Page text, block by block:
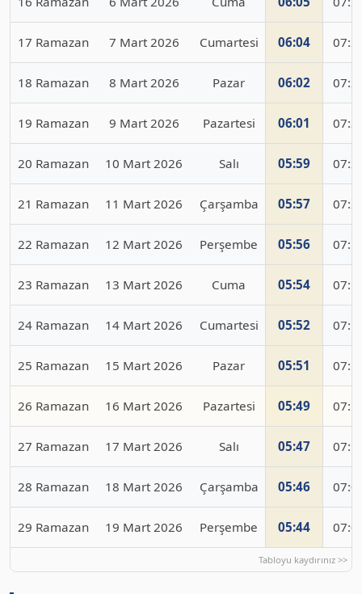
17 Ramazan 7 Mart 2026 Cumartesi 06:04
18 Ramazan 8 Mart 2026 Pazar 06:02
19 Ramazan 9 Mart 2026 Pazartesi 06:01
20 Ramazan 10 Mart 2026 Salı 05:59
21 Ramazan 11 Mart 2026 Çarşamba 05:57
22 Ramazan 12 Mart 2026 Perşembe 05:56
23 Ramazan 13 Mart 2026 Cuma 05:54
24 Ramazan 14 Mart 2026 Cumartesi 05:52
25 Ramazan 15 Mart 2026 Pazar 05:51
26 Ramazan 16 Mart 2026 Pazartesi 05:49
27 Ramazan 17 Mart 2026 Salı 05:47
28 Ramazan 18 Mart 2026 Çarşamba 05:46
29 Ramazan 19 Mart 2026 Perşembe 05:44